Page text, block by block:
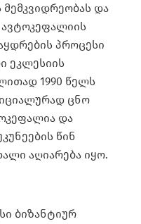
მემკვიდრეობას და
ავტოკეფალიის
პროცესი
ეკლესიის
1990 წელს
ცნო
და
წინ
აღიარება იყო.
ბიზანტიურ